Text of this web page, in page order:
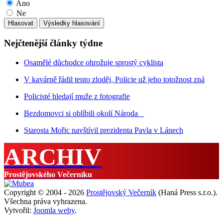
Ano
Ne
Nejčtenější články týdne
Osamělé důchodce ohrožuje sprostý cyklista
V kavárně řádil tento zloděj, Policie už jeho totožnost zná
Policisté hledají muže z fotografie
Bezdomovci si oblíbili okolí Národa
Starosta Mořic navštívil prezidenta Pavla v Lánech
ARCHIV
Prostějovského Večerníku
Copyright © 2004 - 2026 Prostějovský Večerník (Haná Press s.r.o.).
Všechna práva vyhrazena.
Vytvořil: Joomla weby.